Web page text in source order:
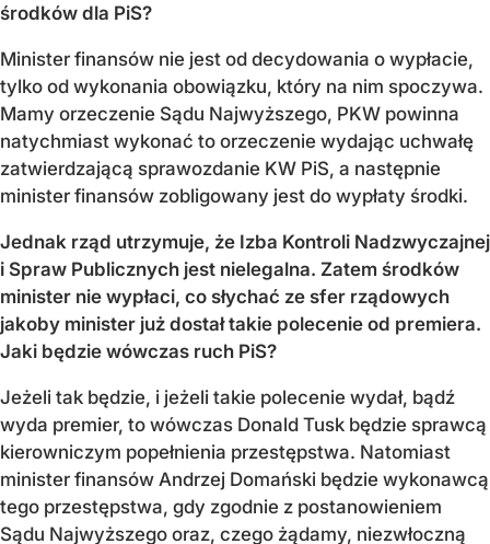
środków dla PiS?
Minister finansów nie jest od decydowania o wypłacie,
tylko od wykonania obowiązku, który na nim spoczywa.
Mamy orzeczenie Sądu Najwyższego, PKW powinna
natychmiast wykonać to orzeczenie wydając uchwałę
zatwierdzającą sprawozdanie KW PiS, a następnie
minister finansów zobligowany jest do wypłaty środki.
Jednak rząd utrzymuje, że Izba Kontroli Nadzwyczajnej
i Spraw Publicznych jest nielegalna. Zatem środków
minister nie wypłaci, co słychać ze sfer rządowych
jakoby minister już dostał takie polecenie od premiera.
Jaki będzie wówczas ruch PiS?
Jeżeli tak będzie, i jeżeli takie polecenie wydał, bądź
wyda premier, to wówczas Donald Tusk będzie sprawcą
kierowniczym popełnienia przestępstwa. Natomiast
minister finansów Andrzej Domański będzie wykonawcą
tego przestępstwa, gdy zgodnie z postanowieniem
Sądu Najwyższego oraz, czego żądamy, niezwłoczną